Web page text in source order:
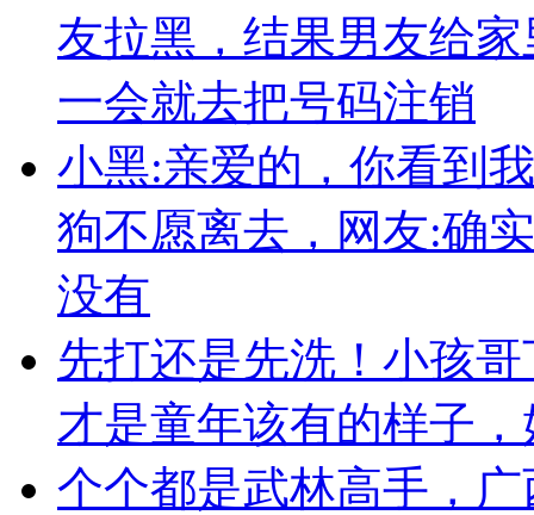
友拉黑，结果男友给
一会就去把号码注销
小黑:亲爱的，你看到
狗不愿离去，网友:确
没有
先打还是先洗！小孩
才是童年该有的样子
个个都是武林高手，